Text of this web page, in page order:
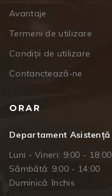
Avantaje
Termeni de utilizare
Condiții de utilizare
Contanctează-ne
ORAR
Departament Asistență
Luni - Vineri: 9:00 - 18:00
Sâmbătă: 9:00 - 14:00
Duminică: închis